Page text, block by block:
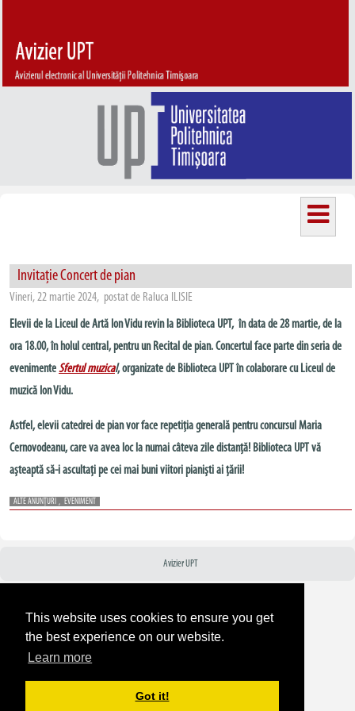
This website uses cookies to ensure you get
the best experience on our website.
Learn more
Got it!
Invitație Concert de pian
Vineri, 22 martie 2024, postat de Raluca ILISIE
Elevii de la Liceul de Artă Ion Vidu revin la Biblioteca UPT, în data de 28 martie, de la
ora 18.00, în holul central, pentru un Recital de pian. Concertul face parte din seria de
evenimenteSfertul muzical, organizate de Biblioteca UPT în colaborare cu Liceul de
muzică Ion Vidu.
Astfel, elevii catedrei de pian vor face repetiția generală pentru concursul Maria
Cernovodeanu, care va avea loc la numai câteva zile distanță! Biblioteca UPT vă
așteaptă să-i ascultați pe cei mai buni viitori pianiști ai țării!
ALTE ANUNȚURI , EVENIMENT
Avizier UPT